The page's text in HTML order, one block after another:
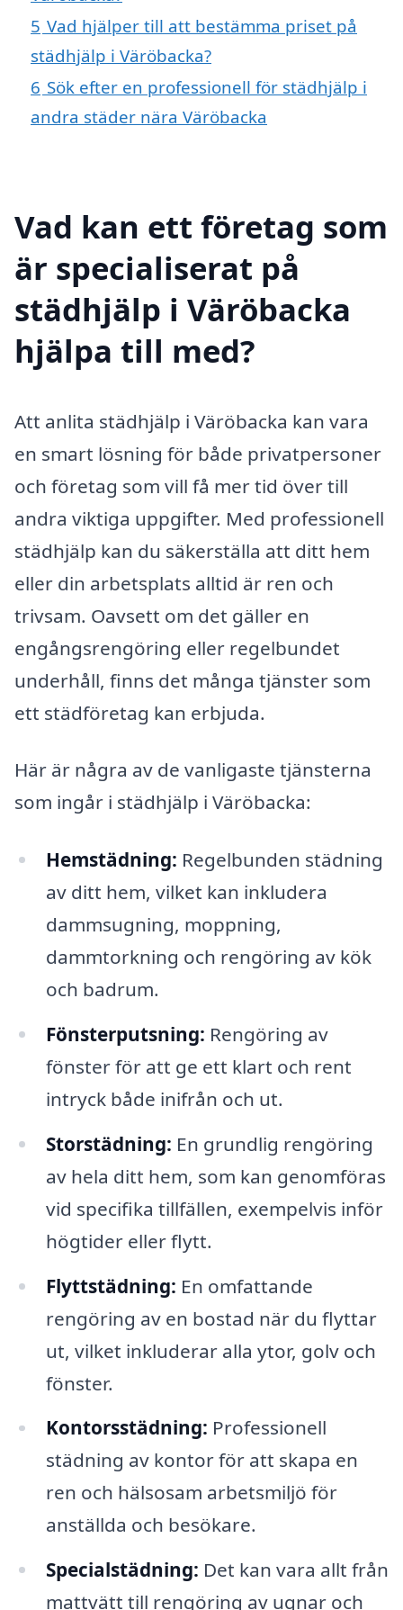
5 Vad hjälper till att bestämma priset på
städhjälp i Väröbacka?
6 Sök efter en professionell för städhjälp i
andra städer nära Väröbacka
Vad kan ett företag som
är specialiserat på
städhjälp i Väröbacka
hjälpa till med?
Att anlita städhjälp i Väröbacka kan vara
en smart lösning för både privatpersoner
och företag som vill få mer tid över till
andra viktiga uppgifter. Med professionell
städhjälp kan du säkerställa att ditt hem
eller din arbetsplats alltid är ren och
trivsam. Oavsett om det gäller en
engångsrengöring eller regelbundet
underhåll, finns det många tjänster som
ett städföretag kan erbjuda.
Här är några av de vanligaste tjänsterna
som ingår i städhjälp i Väröbacka:
Hemstädning: Regelbunden städning
av ditt hem, vilket kan inkludera
dammsugning, moppning,
dammtorkning och rengöring av kök
och badrum.
Fönsterputsning: Rengöring av
fönster för att ge ett klart och rent
intryck både inifrån och ut.
Storstädning: En grundlig rengöring
av hela ditt hem, som kan genomföras
vid specifika tillfällen, exempelvis inför
högtider eller flytt.
Flyttstädning: En omfattande
rengöring av en bostad när du flyttar
ut, vilket inkluderar alla ytor, golv och
fönster.
Kontorsstädning: Professionell
städning av kontor för att skapa en
ren och hälsosam arbetsmiljö för
anställda och besökare.
Specialstädning: Det kan vara allt från
mattvätt till rengöring av ugnar och